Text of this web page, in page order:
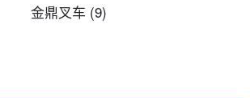
金鼎叉车 (9)